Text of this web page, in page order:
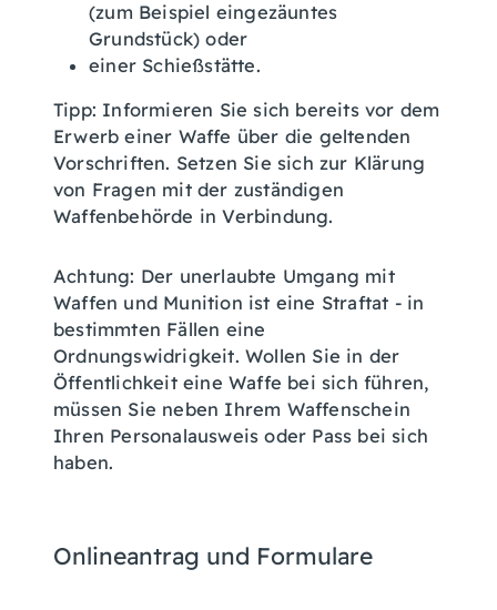
(zum Beispiel eingezäuntes
Grundstück) oder
einer Schießstätte.
Tipp: Informieren Sie sich bereits vor dem
Erwerb einer Waffe über die geltenden
Vorschriften. Setzen Sie sich zur Klärung
von Fragen mit der zuständigen
Waffenbehörde in Verbindung.
Achtung: Der unerlaubte Umgang mit
Waffen und Munition ist eine Straftat - in
bestimmten Fällen eine
Ordnungswidrigkeit. Wollen Sie in der
Öffentlichkeit eine Waffe bei sich führen,
müssen Sie neben Ihrem Waffenschein
Ihren Personalausweis oder Pass bei sich
haben.
Onlineantrag und Formulare